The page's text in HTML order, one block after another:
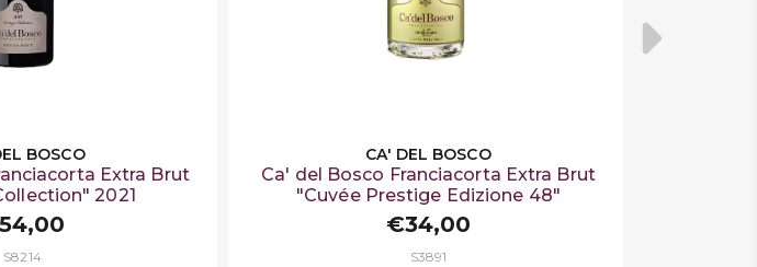
BOSCO
Extra Brut
2021
S8214
CA' DEL BOSCO
Ca' del Bosco Franciacorta Extra Brut
"Cuvée Prestige Edizione 48"
€34,00
S3891